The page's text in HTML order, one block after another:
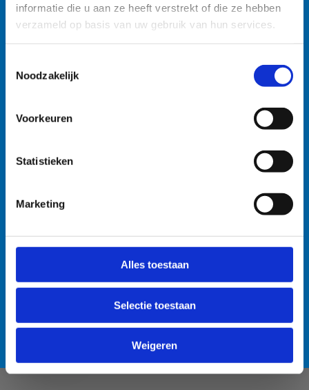
informatie die u aan ze heeft verstrekt of die ze hebben
verzameld op basis van uw gebruik van hun services.
Noodzakelijk
Voorkeuren
Statistieken
Marketing
Alles toestaan
Selectie toestaan
Weigeren
watersportbaan
🚫 Helaas is er blauwalg vastgesteld in onze
watersportbaan. Dit betekent dat er vanaf nu een
recreatieverbod geldt. 🛶 Roeien, kajakken en zeilen
wordt afgeraden, maar kunnen mits volgende
na elke training. • Boten goed afspoelen na elke
training. • Niet in de drijflaag varen. • Niet voor
personen met een zwakke gezondheid. Voor de
voorzien. Bedankt voor jullie begrip! 💙
Lees meer over de alternatieve zwemlocatie
Jouw vraag
Anti-Robot Verification
Click to start verification
Verzend